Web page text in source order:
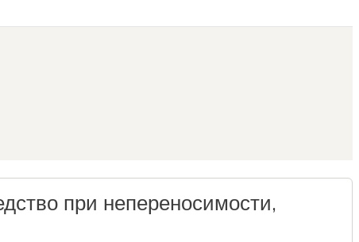
при непереносимости,